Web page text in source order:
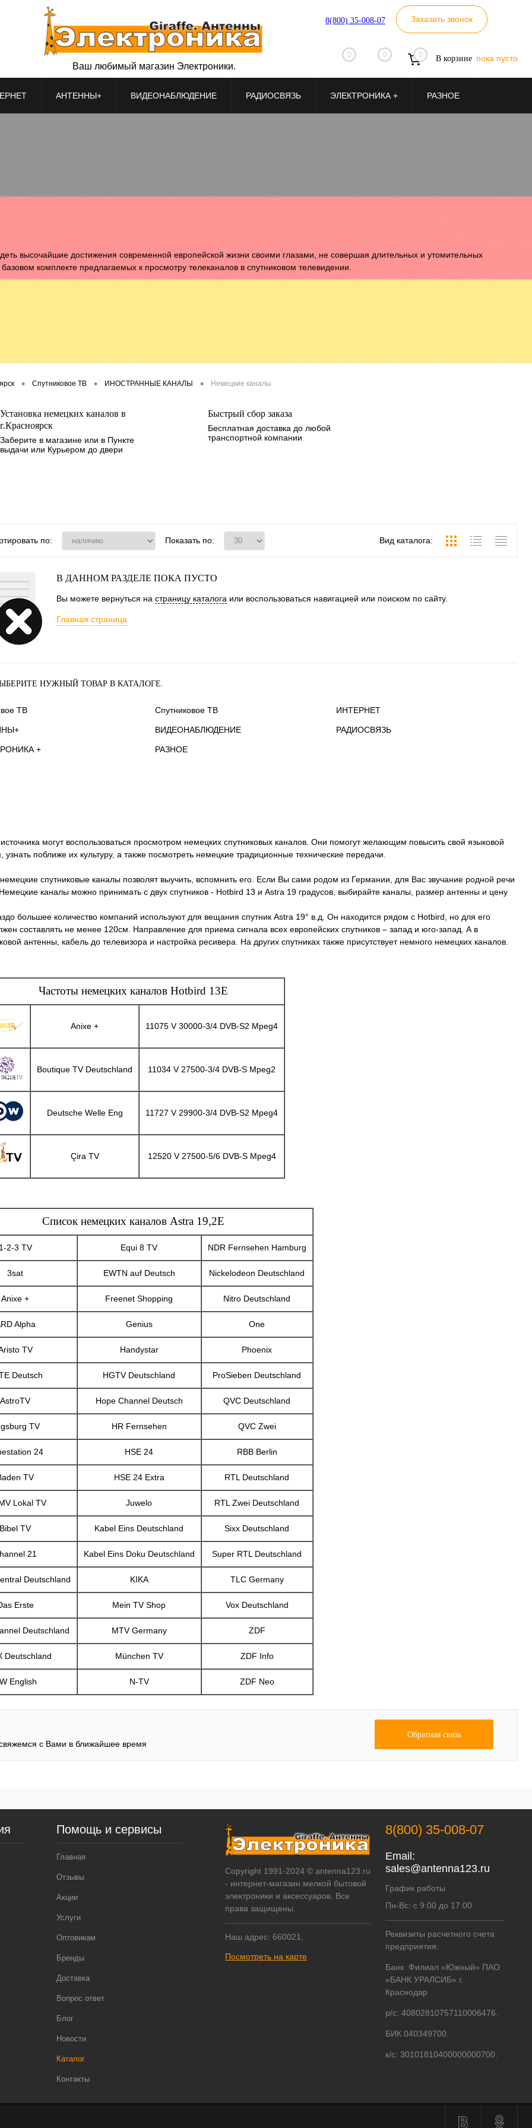
8(800) 35-008-07 Заказать звонок
0 0 0 В корзине пока пусто
Ваш любимый магазин Электроники.
АНТЕННЫ+ ВИДЕОНАБЛЮДЕНИЕ РАДИОСВЯЗЬ ЭЛЕКТРОНИКА + РАЗНОЕ
высочайшие достижения современной европейской жизни своими глазами, не совершая длительных и утомительных
комплекте предлагаемых к просмотру телеканалов в спутниковом телевидении.
• Спутниковое ТВ • ИНОСТРАННЫЕ КАНАЛЫ • Немецкие каналы
Установка немецких каналов в
г.Красноярск
Заберите в магазине или в Пункте
выдачи или Курьером до двери
Быстрый сбор заказа
Бесплатная доставка до любой
транспортной компании
по: Показать по: Вид каталога:
В ДАННОМ РАЗДЕЛЕ ПОКА ПУСТО
Вы можете вернуться на страницу каталога или воспользоваться навигацией или поиском по сайту.
Главная страница
НУЖНЫЙ ТОВАР В КАТАЛОГЕ.
ТВ Спутниковое ТВ ИНТЕРНЕТ
ВИДЕОНАБЛЮДЕНИЕ РАДИОСВЯЗЬ
+ РАЗНОЕ
могут воспользоваться просмотром немецких спутниковых каналов. Они помогут желающим повысить свой языковой
поближе их культуру, а также посмотреть немецкие традиционные технические передачи.
спутниковые каналы позволят выучить, вспомнить его. Если Вы сами родом из Германии, для Вас звучание родной речи
каналы можно принимать с двух спутников - Hotbird 13 и Astra 19 градусов, выбирайте каналы, размер антенны и цену
большее количество компаний используют для вещания спутник Astra 19° в.д. Он находится рядом с Hotbird, но для его
составлять не менее 120см. Направление для приема сигнала всех европейских спутников – запад и юго-запад. А в
антенны, кабель до телевизора и настройка ресивера. На других спутниках также присутствует немного немецких каналов.
Частоты немецких каналов Hotbird 13E
Anixe + 11075 V 30000-3/4 DVB-S2 Mpeg4
Boutique TV Deutschland 11034 V 27500-3/4 DVB-S Mpeg2
Deutsche Welle Eng 11727 V 29900-3/4 DVB-S2 Mpeg4
Çira TV 12520 V 27500-5/6 DVB-S Mpeg4
Список немецких каналов Astra 19,2E
2-3 TV Equi 8 TV NDR Fernsehen Hamburg
3sat EWTN auf Deutsch Nickelodeon Deutschland
Anixe + Freenet Shopping Nitro Deutschland
Alpha Genius One
TV Handystar Phoenix
Deutsch HGTV Deutschland ProSieben Deutschland
AstroTV Hope Channel Deutsch QVC Deutschland
TV HR Fernsehen QVC Zwei
24 HSE 24 RBB Berlin
TV HSE 24 Extra RTL Deutschland
Lokal TV Juwelo RTL Zwei Deutschland
Bibel TV Kabel Eins Deutschland Sixx Deutschland
21 Kabel Eins Doku Deutschland Super RTL Deutschland
Deutschland KIKA TLC Germany
Erste Mein TV Shop Vox Deutschland
Deutschland MTV Germany ZDF
Deutschland München TV ZDF Info
English N-TV ZDF Neo
с Вами в ближайшее время
Обратная связь
Помощь и сервисы
Главная
Отзывы
Акции
Услуги
Оптовикам
Бренды
Доставка
Вопрос ответ
Блог
Новости
Каталог
Контакты
Copyright 1991-2024 © antenna123.ru
- интернет-магазин мелкой бытовой
электроники и аксессуаров. Все
права защищены.
Наш адрес: 660021,
Посмотреть на карте
8(800) 35-008-07
Email:
sales@antenna123.ru
График работы
Пн-Вс: с 9:00 до 17:00
Реквизиты расчетного счета
предприятия:
Банк: Филиал «Южный» ПАО
«БАНК УРАЛСИБ» г.
Краснодар
р/с: 40802810757110006476.
БИК 040349700.
к/с: 30101810400000000700.